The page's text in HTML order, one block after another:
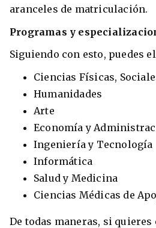
aranceles de matriculación.
Programas y
Siguiendo con esto, puedes
Ciencias Físicas,
Humanidades
Arte
Economía y
Ingeniería y Tecnología
Informática
Salud y Medicina
Ciencias Médicas de
De todas maneras, si quieres